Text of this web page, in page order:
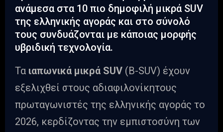
ανάμεσα στα 10 πιο δημοφιλή μικρά SUV
της ελληνικής αγοράς και στο σύνολό
τους συνδυάζονται με κάποιας μορφής
υβριδική τεχνολογία.
Τα ιαπωνικά μικρά SUV (B-SUV) έχουν
εξελιχθεί στους αδιαφιλονίκητους
πρωταγωνιστές της ελληνικής αγοράς το
2026, κερδίζοντας την εμπιστοσύνη των